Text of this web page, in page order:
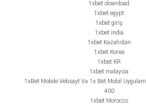
1xbet download
1xbet egypt
1xbet giriş
1xbet india
1xbet Kazahstan
1xbet Korea
1xbet KR
1xbet malaysia
1xBet Mobile Vebsayt Və 1x Bet Mobil
400
1xbet Morocco